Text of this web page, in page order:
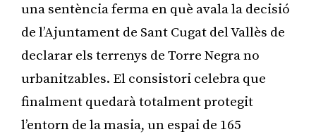
una sentència ferma en què avala la decisió
de l’Ajuntament de Sant Cugat del Vallès de
declarar els terrenys de Torre Negra no
urbanitzables. El consistori celebra que
finalment quedarà totalment protegit
l’entorn de la masia, un espai de 165